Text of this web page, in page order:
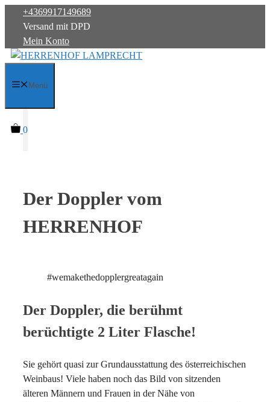
Inhalt
springen
+4369917149689
Versand mit DPD
Mein Konto
Menü
0
Der Doppler vom
HERRENHOF
#wemakethedopplergreatagain
Der Doppler, die berühmt
berüchtigte 2 Liter Flasche!
Sie gehört quasi zur Grundausstattung des österreichischen
Weinbaus! Viele haben noch das Bild von sitzenden
älteren Männern und Frauen in der Nähe von